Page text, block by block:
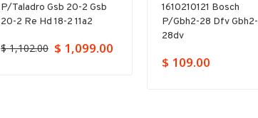
P/taladro Gsb 20-2 Gsb
20-2 Re Hd 18-2 11a2
$ 1,102.00 $ 1,099.00
1610210121 Bosch
P/gbh2-28 Dfv Gbh2-
28dv
$ 109.00